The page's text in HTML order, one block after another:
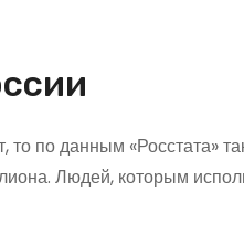
по данным «Росстата»
Людей, которым